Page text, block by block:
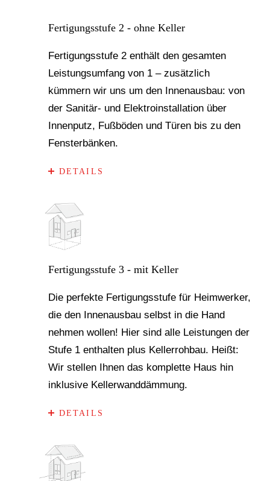
Fertigungsstufe 2 - ohne Keller
Fertigungsstufe 2 enthält den gesamten
Leistungsumfang von 1 – zusätzlich
kümmern wir uns um den Innenausbau: von
der Sanitär- und Elektroinstallation über
Innenputz, Fußböden und Türen bis zu den
Fensterbänken.
DETAILS
Fertigungsstufe 3 - mit Keller
Die perfekte Fertigungsstufe für Heimwerker,
die den Innenausbau selbst in die Hand
nehmen wollen! Hier sind alle Leistungen der
Stufe 1 enthalten plus Kellerrohbau. Heißt:
Wir stellen Ihnen das komplette Haus hin
inklusive Kellerwanddämmung.
DETAILS